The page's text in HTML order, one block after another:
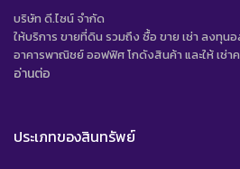
บริษัท ดี.ไซน์ จํากัด
ให้บริการ ขายที่ดิน รวมถึง ซื้อ ขาย เช่า ลงทุน
อาคารพาณิชย์ ออฟฟิศ โกดังสินค้า และให้ เช่า
อ่านต่อ
ประเภทของสินทรัพย์